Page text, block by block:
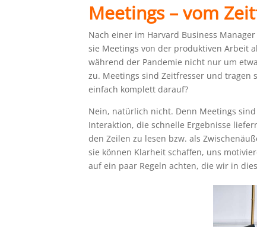
Meetings – vom
Nach einer im Harvard Business
sie Meetings von der produktiven Arbeit
während der Pandemie nicht nur um
zu. Meetings sind Zeitfresser und
einfach komplett darauf?
Nein, natürlich nicht. Denn Meetings
Interaktion, die schnelle Ergebnisse
den Zeilen zu lesen bzw. als
sie können Klarheit schaffen, uns
auf ein paar Regeln achten, die wir in